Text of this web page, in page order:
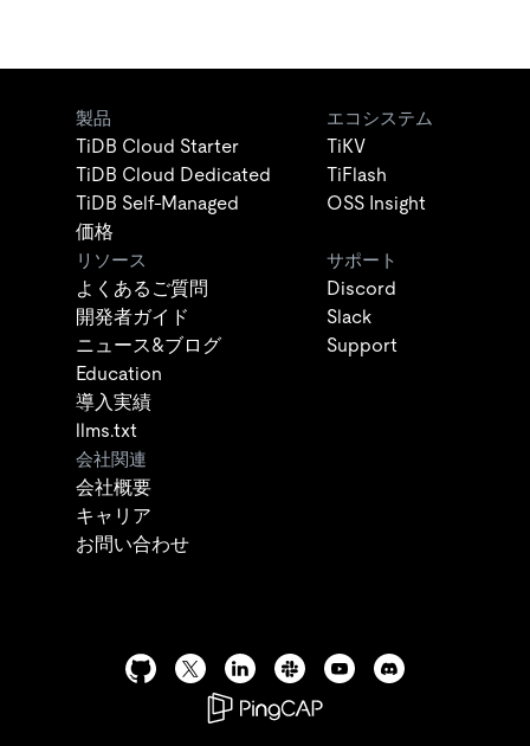
製品
TiDB Cloud Starter
TiDB Cloud Dedicated
TiDB Self-Managed
価格
エコシステム
TiKV
TiFlash
OSS Insight
リソース
よくあるご質問
開発者ガイド
ニュース&ブログ
Education
導入実績
llms.txt
サポート
Discord
Slack
Support
会社関連
会社概要
キャリア
お問い合わせ